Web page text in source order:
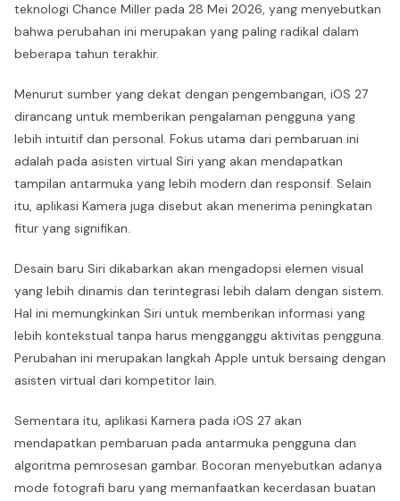
teknologi Chance Miller pada 28 Mei 2026, yang menyebutkan
bahwa perubahan ini merupakan yang paling radikal dalam
beberapa tahun terakhir.
Menurut sumber yang dekat dengan pengembangan, iOS 27
dirancang untuk memberikan pengalaman pengguna yang
lebih intuitif dan personal. Fokus utama dari pembaruan ini
adalah pada asisten virtual Siri yang akan mendapatkan
tampilan antarmuka yang lebih modern dan responsif. Selain
itu, aplikasi Kamera juga disebut akan menerima peningkatan
fitur yang signifikan.
Desain baru Siri dikabarkan akan mengadopsi elemen visual
yang lebih dinamis dan terintegrasi lebih dalam dengan sistem.
Hal ini memungkinkan Siri untuk memberikan informasi yang
lebih kontekstual tanpa harus mengganggu aktivitas pengguna.
Perubahan ini merupakan langkah Apple untuk bersaing dengan
asisten virtual dari kompetitor lain.
Sementara itu, aplikasi Kamera pada iOS 27 akan
mendapatkan pembaruan pada antarmuka pengguna dan
algoritma pemrosesan gambar. Bocoran menyebutkan adanya
mode fotografi baru yang memanfaatkan kecerdasan buatan